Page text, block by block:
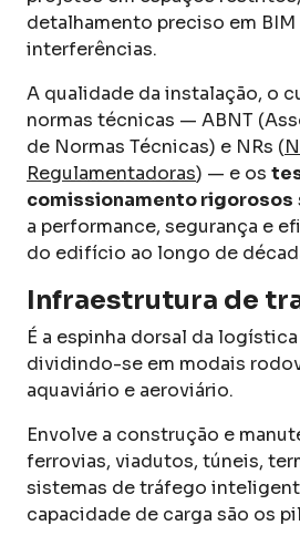
detalhamento preciso em BIM
interferências.
A qualidade da instalação, o
normas técnicas — ABNT
de Normas Técnicas) e NRs (
Regulamentadoras) — e os
comissionamento rigorosos
a performance, segurança e
do edifício ao longo de
Infraestrutura de
É a espinha dorsal da
dividindo-se em modais
aquaviário e aeroviário.
Envolve a construção e
ferrovias, viadutos, túneis,
sistemas de tráfego
capacidade de carga são os